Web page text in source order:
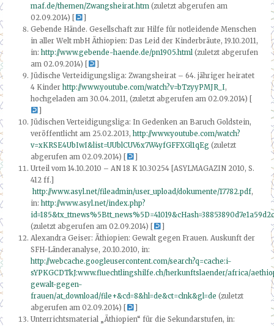
maf.de/themen/Zwangsheirat.htm (zuletzt abgerufen am
02.09.2014) [
Gebende Hände. Gesellschaft zur Hilfe für notleidende Menschen
in aller Welt mbH Äthiopien: Das Leid der Kinderbräute, 19.10.2011,
in: http://www.gebende-haende.de/pn1905.html (zuletzt abgerufen
am 02.09.2014) [
Jüdische Verteidigungsliga: Zwangsheirat – 64. jähriger heiratet
4 Kinder http://www.youtube.com/watch?v=bTzyyPMJR_I,
hochgeladen am 30.04.2011, (zuletzt abgerufen am 02.09.2014) [
Jüdischen Verteidigungsliga: In Gedenken an Baruch Goldstein,
veröffentlicht am 25.02.2013, http://www.youtube.com/watch?
v=xKRSE4UbIwI&list=UUblCUV6x7W4yfGFFXGl1qEg (zuletzt
abgerufen am 02.09.2014) [
Urteil vom 14.10.2010 – AN 18 K 10.30254 [ASYLMAGAZIN 2010, S.
412 ff.]
http://www.asyl.net/fileadmin/user_upload/dokumente/17782.pdf,
in: http://www.asyl.net/index.php?
(zuletzt abgerufen am 02.09.2014) [
Alexandra Geiser: Äthiopien: Gewalt gegen Frauen. Auskunft der
SFH-Länderanalyse, 20.10.2010, in:
http://webcache.googleusercontent.com/search?q=cache:i-
sYPKGCDTkJ:www.fluechtlingshilfe.ch/herkunftslaender/africa/
gewalt-gegen-
frauen/at_download/file+&cd=8&hl=de&ct=clnk&gl=de (zuletzt
abgerufen am 02.09.2014) [
Unterrichtsmaterial „Äthiopien“ für die Sekundarstufen, in: